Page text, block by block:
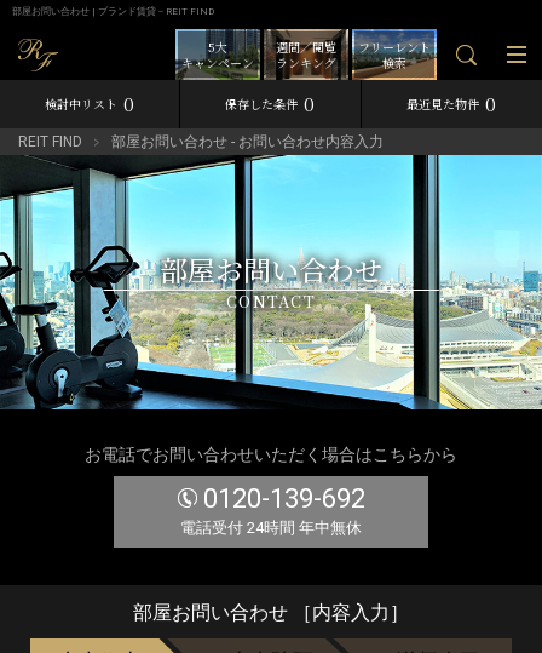
部屋お問い合わせ | ブランド賃貸－REIT FIND
フリーレント
検索
週間／閲覧
ランキング
5大
キャンペーン
検討中リスト 0 保存した条件 0 最近見た物件 0
REIT FIND 部屋お問い合わせ - お問い合わせ内容入力
部屋お問い合わせ
CONTACT
お電話でお問い合わせいただく場合はこちらから
0120-139-692
電話受付 24時間 年中無休
部屋お問い合わせ ［内容入力］